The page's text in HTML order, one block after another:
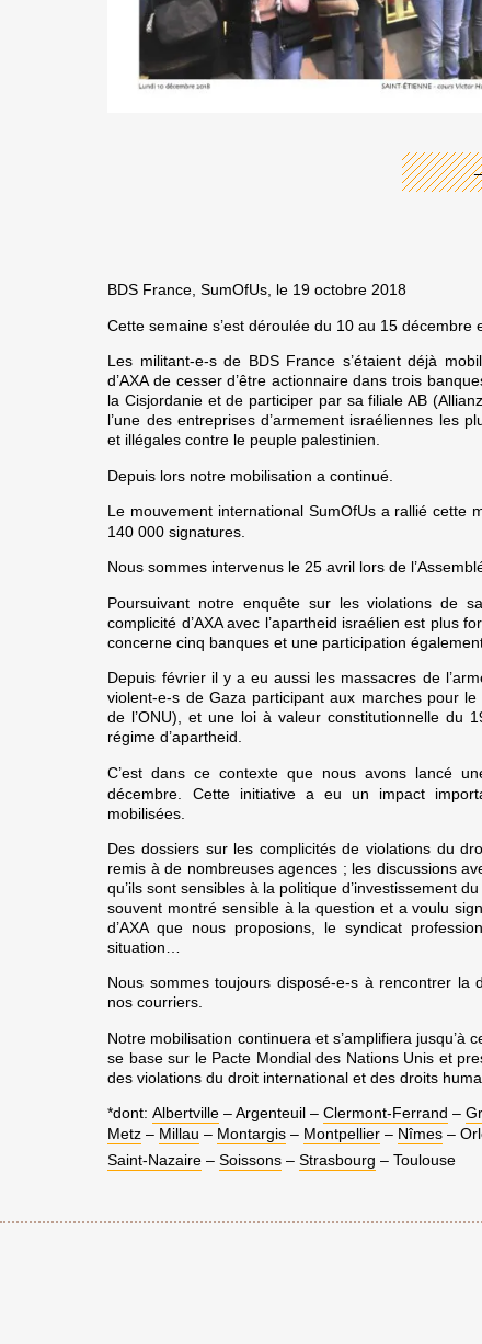
BDS France, SumOfUs, le 19 octobre 2018
Cette semaine s’est déroulée du 10 au 15 décembre
Les militant-e-s de BDS France s’étaient déjà
d’AXA de cesser d’être actionnaire dans trois
la Cisjordanie et de participer par sa filiale AB
l’une des entreprises d’armement israéliennes les
et illégales contre le peuple palestinien.
Depuis lors notre mobilisation a continué.
Le mouvement international SumOfUs a rallié cette
140 000 signatures.
Nous sommes intervenus le 25 avril lors de
Poursuivant notre enquête sur les violations de
complicité d’AXA avec l’apartheid israélien est plus
concerne cinq banques et une participation
Depuis février il y a eu aussi les massacres de
violent-e-s de Gaza participant aux marches pour
de l’ONU), et une loi à valeur constitutionnelle du
régime d’apartheid.
C’est dans ce contexte que nous avons lancé
décembre. Cette initiative a eu un impact
mobilisées.
Des dossiers sur les complicités de violations du
remis à de nombreuses agences ; les discussions
qu’ils sont sensibles à la politique d’investissement
souvent montré sensible à la question et a voulu
d’AXA que nous proposions, le syndicat
situation…
Nous sommes toujours disposé-e-s à rencontrer la
nos courriers.
Notre mobilisation continuera et s’amplifiera jusqu’à
se base sur le Pacte Mondial des Nations Unis et
des violations du droit international et des droits
*dont:Albertville – Argenteuil –Clermont-Ferrand –
Metz – Millau – Montargis – Montpellier – Nîmes –
Saint-Nazaire –Soissons –Strasbourg – Toulouse